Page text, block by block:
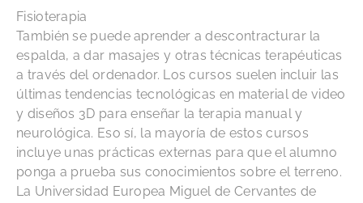
Fisioterapia
También se puede aprender a descontracturar la
espalda, a dar masajes y otras técnicas terapéuticas
a través del ordenador. Los cursos suelen incluir las
últimas tendencias tecnológicas en material de video
y diseños 3D para enseñar la terapia manual y
neurológica. Eso sí, la mayoría de estos cursos
incluye unas prácticas externas para que el alumno
ponga a prueba sus conocimientos sobre el terreno.
La Universidad Europea Miguel de Cervantes de